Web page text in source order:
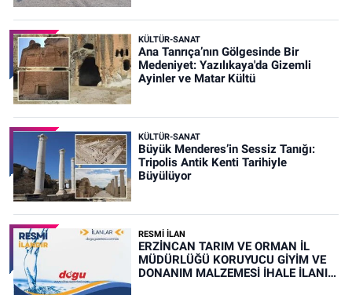
KÜLTÜR-SANAT
Ana Tanrıça’nın Gölgesinde Bir
Medeniyet: Yazılıkaya'da Gizemli
Ayinler ve Matar Kültü
KÜLTÜR-SANAT
Büyük Menderes’in Sessiz Tanığı:
Tripolis Antik Kenti Tarihiyle
Büyülüyor
RESMİ İLAN
ERZİNCAN TARIM VE ORMAN İL
MÜDÜRLÜĞÜ KORUYUCU GİYİM VE
DONANIM MALZEMESİ İHALE İLANI